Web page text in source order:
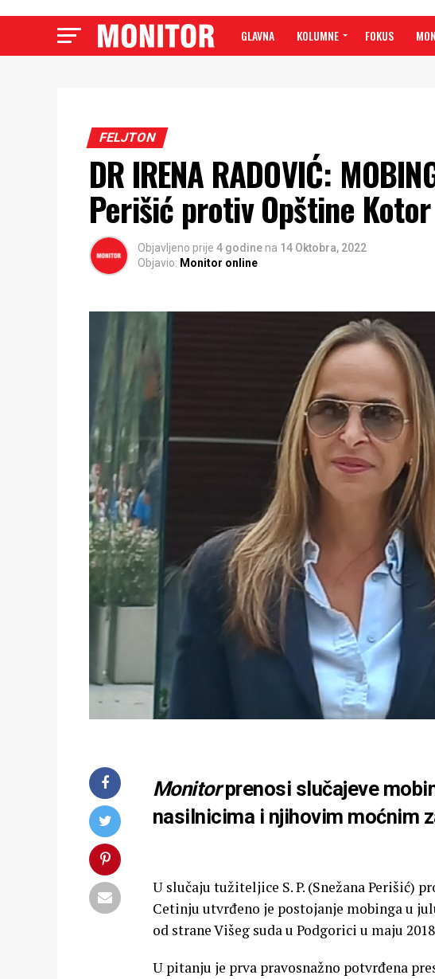
GLAVNA KOLUMNE FOKUS
FELJTON
DR IRENA RADOVIĆ:
Perišić protiv Opštine Kotor
Objavljeno prije 4 godine na 14 Oktobra, 2022
Objavio: Monitor online
Monitorprenosi slučajeve
nasilnicima i njihovim moćnim
U slučaju tužiteljice S. P. (Snežana Perišić)
Cetinju utvrđeno je postojanje mobinga u
od strane Višeg suda u Podgorici u maju
U pitanju je prva pravosnažno potvrđena